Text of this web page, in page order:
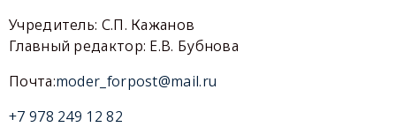
Учредитель: С.П. Кажанов
Главный редактор: Е.В. Бубнова
Почта:moder_forpost@mail.ru
+7 978 249 12 82